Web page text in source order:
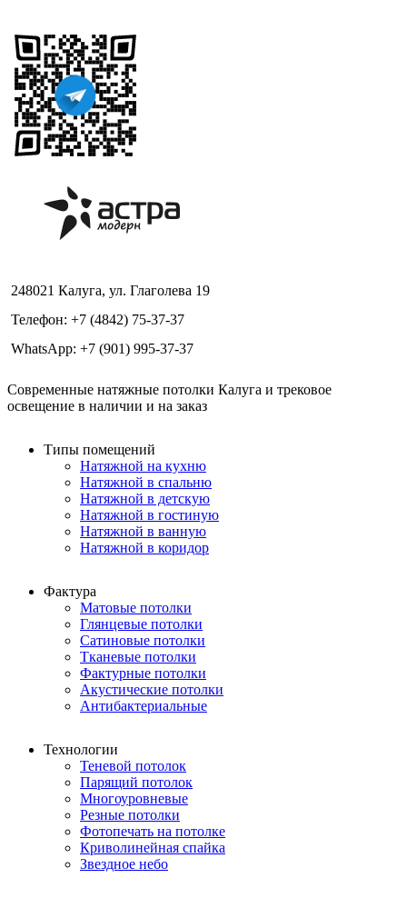
248021 Калуга, ул. Глаголева 19
Телефон: +7 (4842) 75-37-37
WhatsApp: +7 (901) 995-37-37
Современные натяжные потолки Калуга и трековое
освещение в наличии и на заказ
Типы помещений
Натяжной на кухню
Натяжной в спальню
Натяжной в детскую
Натяжной в гостиную
Натяжной в ванную
Натяжной в коридор
Фактура
Матовые потолки
Глянцевые потолки
Сатиновые потолки
Тканевые потолки
Фактурные потолки
Акустические потолки
Антибактериальные
Технологии
Теневой потолок
Парящий потолок
Многоуровневые
Резные потолки
Фотопечать на потолке
Криволинейная спайка
Звездное небо